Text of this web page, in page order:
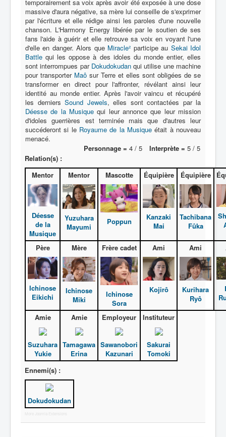
I
J
K
L
M
N
O
P
Q
R
T
U
W
X
Y
temporairement sa voix après avoir été exposée à une dose
massive d'aura négative, sa mère lui conseille de s'exprimer
par l'écriture et elle rédige ainsi les paroles d'une nouvelle
chanson. L'Harmony Energy libérée par le soutien de ses
fans l'aide à guérir et elle retrouve sa voix en voyant l'une
d'elle en danger. Alors que Miracle² participe au Sekai Idol
Battle qui les oppose à des idoles du monde entier, elles
sont interrompues par Dokudokudanqui utilise une machine
pour transporter Maô sur Terre et elles sont obligées de se
transformer en direct pour l'affronter, révélant ainsi leur
identité au monde entier. Après l'avoir vaincu et récupéré
les derniers Sound Jewels, elles sont contactées par la
Déesse de la Musique qui leur annonce que leur mission
d'idoles guerrières est terminée mais que d'autres leur
succéderont si le Royaume de la Musique était à nouveau
menacé.
Personnage = 4 / 5 Interprète = 5 / 5
Relation(s) :
Mentor
Déesse
de la
Musique
Mentor
Yuzuhara
Mayumi
Mascotte
Poppun
Équipière
Kanzaki
Mai
Équipière
Tachibana
Fûka
Père
Ichinose
Eikichi
Mère
Ichinose
Miki
Frère cadet
Ichinose
Sora
Ami
Kojirô
Ami
Kurihara
Ryô
Amie
Suzuhara
Yukie
Amie
Tamagawa
Erina
Employeur
Sawanobori
Kazunari
Instituteur
Sakurai
Tomoki
Ennemi(s) :
Dokudokudan
More Joomla Extensions